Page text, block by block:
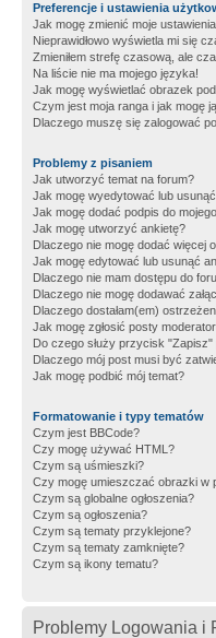
Preferencje i ustawienia
Jak mogę zmienić moje
Nieprawidłowo wyświetla mi się
Zmieniłem strefę czasową, ale
Na liście nie ma mojego języka!
Jak mogę wyświetlać obrazek
Czym jest moja ranga i jak mogę
Dlaczego muszę się zalogować
Problemy z pisaniem
Jak utworzyć temat na forum?
Jak mogę wyedytować lub
Jak mogę dodać podpis do
Jak mogę utworzyć ankietę?
Dlaczego nie mogę dodać więcej
Jak mogę edytować lub usunąć
Dlaczego nie mam dostępu do
Dlaczego nie mogę dodawać
Dlaczego dostałam(em)
Jak mogę zgłosić posty
Do czego służy przycisk
Dlaczego mój post musi być
Jak mogę podbić mój temat?
Formatowanie i typy tematów
Czym jest BBCode?
Czy mogę używać HTML?
Czym są uśmieszki?
Czy mogę umieszczać obrazki w
Czym są globalne ogłoszenia?
Czym są ogłoszenia?
Czym są tematy przyklejone?
Czym są tematy zamknięte?
Czym są ikony tematu?
Problemy Logowania i